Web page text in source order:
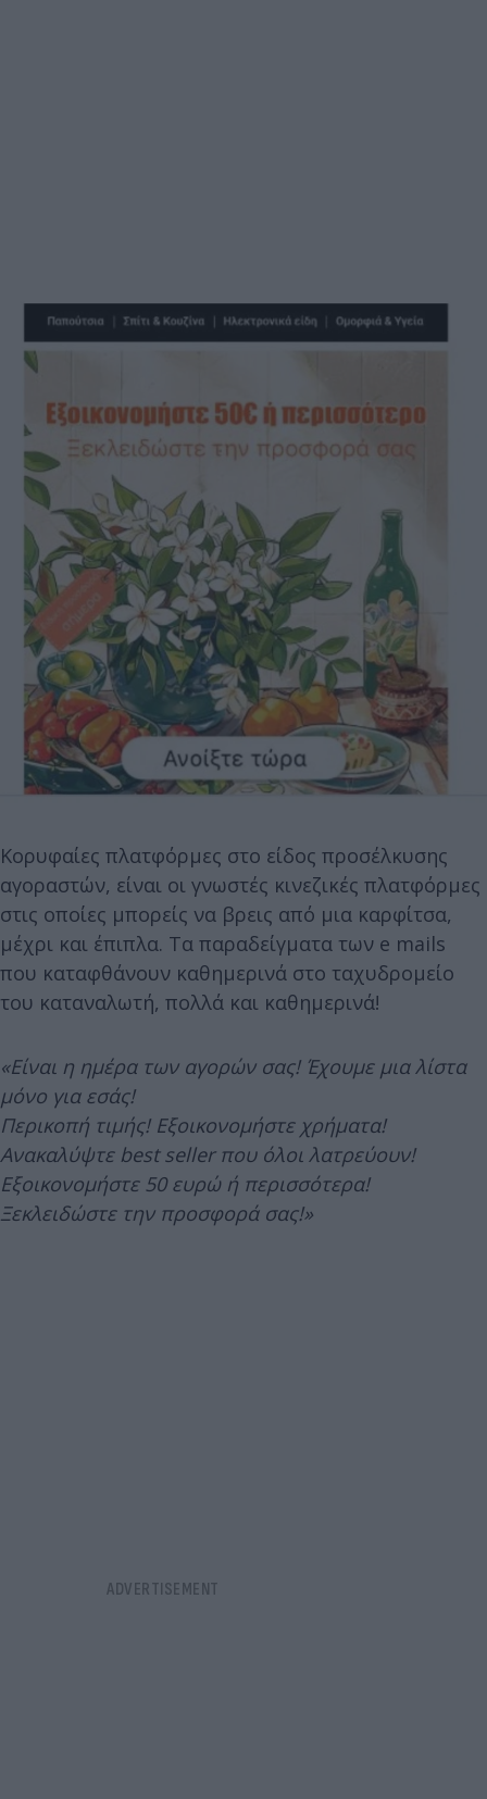
Κορυφαίες πλατφόρμες στο είδος προσέλκυσης
αγοραστών, είναι οι γνωστές κινεζικές πλατφόρμες
στις οποίες μπορείς να βρεις από μια καρφίτσα,
μέχρι και έπιπλα. Τα παραδείγματα των e mails
που καταφθάνουν καθημερινά στο ταχυδρομείο
του καταναλωτή, πολλά και καθημερινά!
«Είναι η ημέρα των αγορών σας! Έχουμε μια λίστα
μόνο για εσάς!
Περικοπή τιμής! Εξοικονομήστε χρήματα!
Ανακαλύψτε best seller που όλοι λατρεύουν!
Εξοικονομήστε 50 ευρώ ή περισσότερα!
Ξεκλειδώστε την προσφορά σας!»